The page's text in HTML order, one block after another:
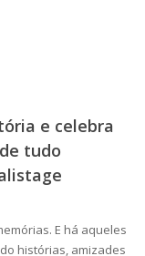
e celebra
tudo
E há aqueles
histórias, amizades